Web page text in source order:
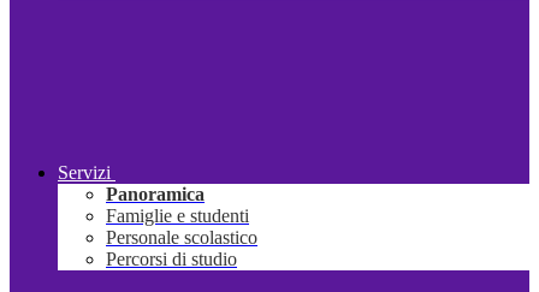
Servizi
Panoramica
Famiglie e studenti
Personale scolastico
Percorsi di studio